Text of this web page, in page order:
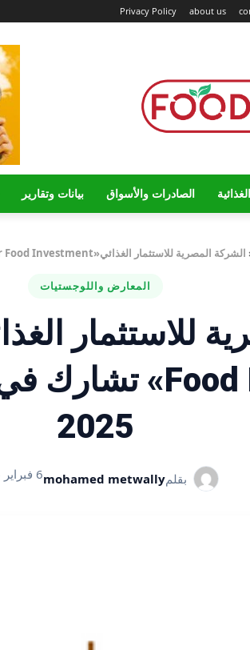
Privacy Policy about us
الصادرات والأسواق بيانات وتقارير
الشركة المصرية للاستثمار الغذائي«El Misria for Food Investment» تشارك في معرض gulfood 2025
المعارض واللوجستيات
2025
بقلمmohamed metwally6 فبراير 2025